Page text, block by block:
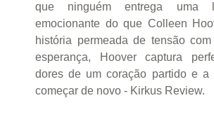
que ninguém entrega uma
emocionante do que Colleen
história permeada de tensão
esperança, Hoover captura
dores de um coração partido e a
começar de novo - Kirkus Review.